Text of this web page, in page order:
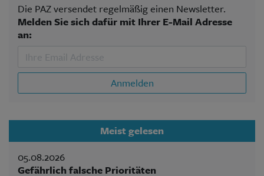
Die PAZ versendet regelmäßig einen Newsletter.
Melden Sie sich dafür mit Ihrer E-Mail Adresse
an:
Anmelden
Meist gelesen
05.08.2026
Gefährlich falsche Prioritäten